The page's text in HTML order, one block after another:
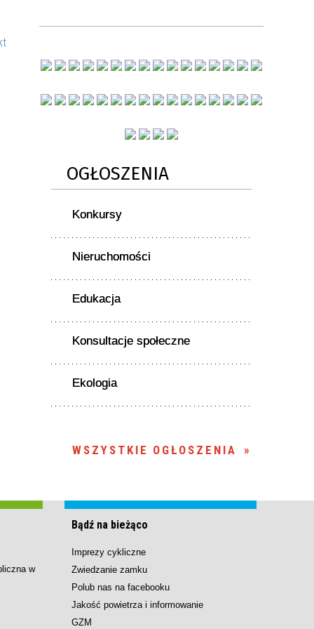
OGŁOSZENIA
Konkursy
Nieruchomości
Edukacja
Konsultacje społeczne
Ekologia
WSZYSTKIE OGŁOSZENIA
w
Bądź na bieżąco
Imprezy cykliczne
Zwiedzanie zamku
Polub nas na facebooku
Jakość powietrza i informowanie
GZM